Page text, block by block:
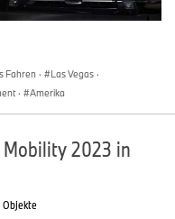
Fahren · Las Vegas ·
· Amerika
Mobility 2023 in
Objekte